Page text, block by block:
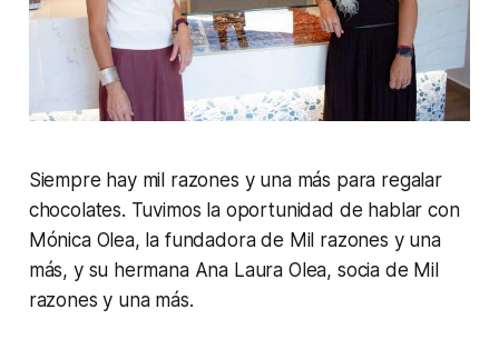
Siempre hay mil razones y una más para regalar
chocolates. Tuvimos la oportunidad de hablar con
Mónica Olea, la fundadora de Mil razones y una
más, y su hermana Ana Laura Olea, socia de Mil
razones y una más.